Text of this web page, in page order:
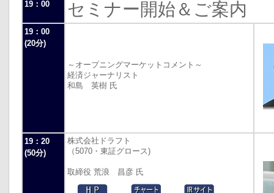
19：00 セミナー開始＆ご案内
19：00
(20分)
～オープニングマーケットコメント～
経済ジャーナリスト
和島 英樹 氏
19：20
(50分)
株式会社ドラフト
（5070・東証グロース)
取締役 荒浪 昌彦 氏